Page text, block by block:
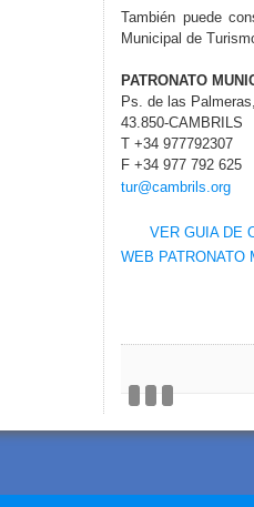
También puede
Municipal de
PATRONATO
Ps. de las Palmeras
43.850-CAMBRILS
T +34 977792307
F +34 977 792 625
tur@cambrils.org
VER GUIA DE
WEB PATRONATO